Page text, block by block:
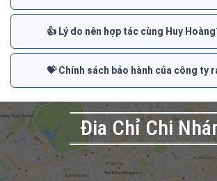
👍 Lý do nên hợp tác cùng Huy
💝 Chính sách bảo hành của công ty
Đia Chỉ Chi